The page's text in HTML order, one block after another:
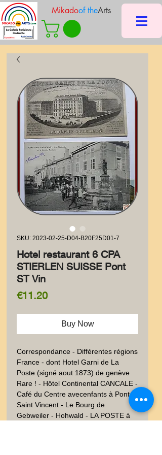
Mikadoof theArts
SKU: 2023-02-25-D04-B20F25D01-7
Hotel restaurant 6 CPA
STIERLEN SUISSE Pont
ST Vin
€11.20Price
Buy Now
Correspondance - Différentes régions
France - dont Hotel Garni de La
Poste (signé aout 1873) de genève
Rare ! - Hôtel Continental CANCALE -
Café du Centre avecenfants à Pont
Saint Vincent - Le Bourg de
Gebweiler - Hohwald - LA POSTE à